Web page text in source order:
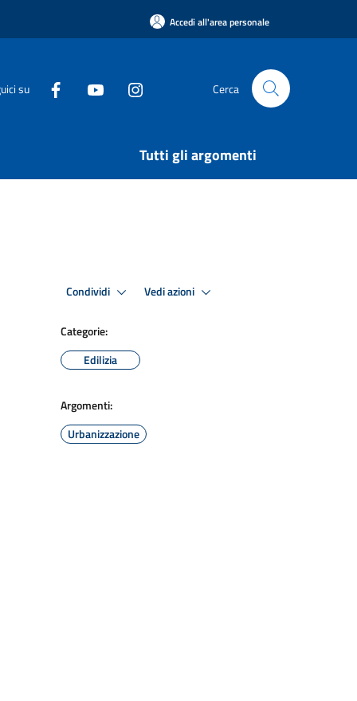
Accedi all'area personale
su Cerca
Tutti gli argomenti
Condividi Vedi azioni
Categorie:
Edilizia
Argomenti:
Urbanizzazione